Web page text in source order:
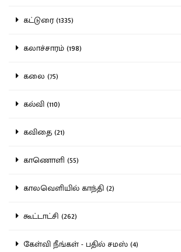
கட்டுரை (1335)
கலாச்சாரம் (198)
கலை (75)
கல்வி (110)
கவிதை (21)
காணொளி (55)
காலவெளியில் காந்தி (2)
கூட்டாட்சி (262)
கேள்வி நீங்கள் - பதில் சமஸ் (4)